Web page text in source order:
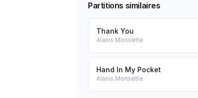
Partitions similaires
Thank You
Alanis Morisette
Hand In My Pocket
Alanis Morisette